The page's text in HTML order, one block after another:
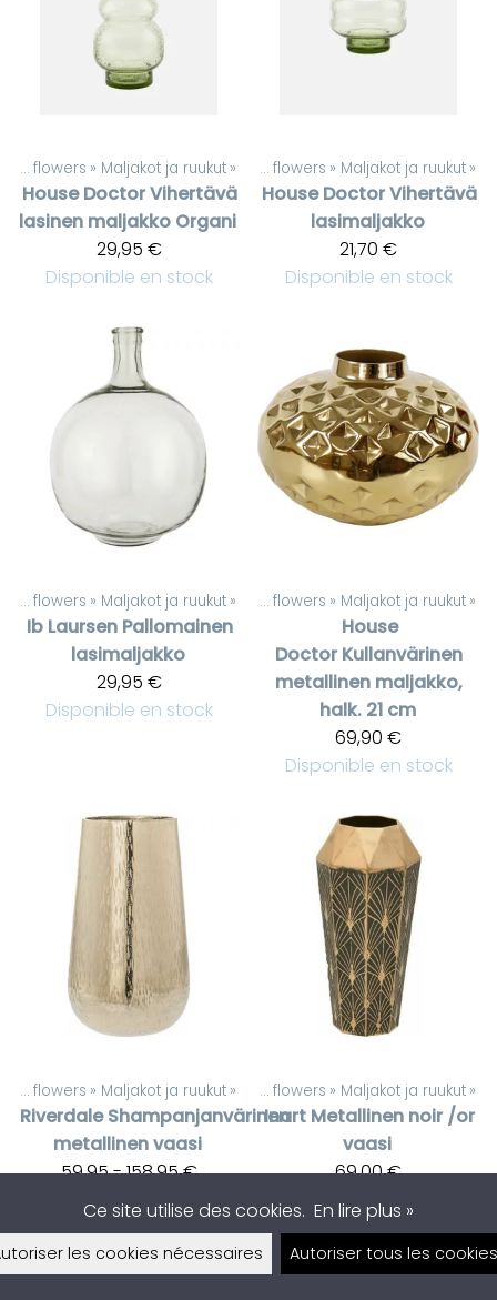
Artificial flowers ‪» Maljakot ja ruukut ‪»
House DoctorVihertävä
lasinen maljakko Organi
29,95 €
Disponible en stock
Produits ‪» Artificial flowers ‪» Maljakot ja ruukut ‪»
House DoctorVihertävä
lasimaljakko
21,70 €
Disponible en stock
Artificial flowers ‪» Maljakot ja ruukut ‪»
Ib Laursen Pallomainen
lasimaljakko
29,95 €
Disponible en stock
Produits ‪» Artificial flowers ‪» Maljakot ja ruukut ‪»
House
Doctor Kullanvärinen
metallinen maljakko,
halk. 21 cm
69,90 €
Disponible en stock
Artificial flowers ‪» Maljakot ja ruukut ‪»
Riverdale Shampanjanvärinen
metallinen vaasi
59,95 - 158,95 €
Disponible en stock
Produits ‪» Artificial flowers ‪» Maljakot ja ruukut ‪»
Inart Metallinen noir /or
vaasi
69,00 €
Disponible en stock
Ce site utilise des cookies. En lire plus »
les cookies nécessaires Autoriser tous les cookies